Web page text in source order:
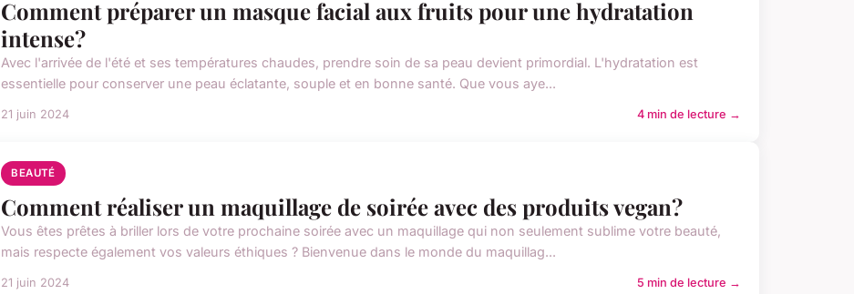
Comment préparer un masque facial aux fruits pour une hydratation
intense?
Avec l'arrivée de l'été et ses températures chaudes, prendre soin de sa peau devient primordial. L'hydratation est
essentielle pour conserver une peau éclatante, souple et en bonne santé. Que vous aye...
21 juin 2024 4 min de lecture →
BEAUTÉ
Comment réaliser un maquillage de soirée avec des produits vegan?
Vous êtes prêtes à briller lors de votre prochaine soirée avec un maquillage qui non seulement sublime votre beauté,
mais respecte également vos valeurs éthiques ? Bienvenue dans le monde du maquillag...
21 juin 2024 5 min de lecture →